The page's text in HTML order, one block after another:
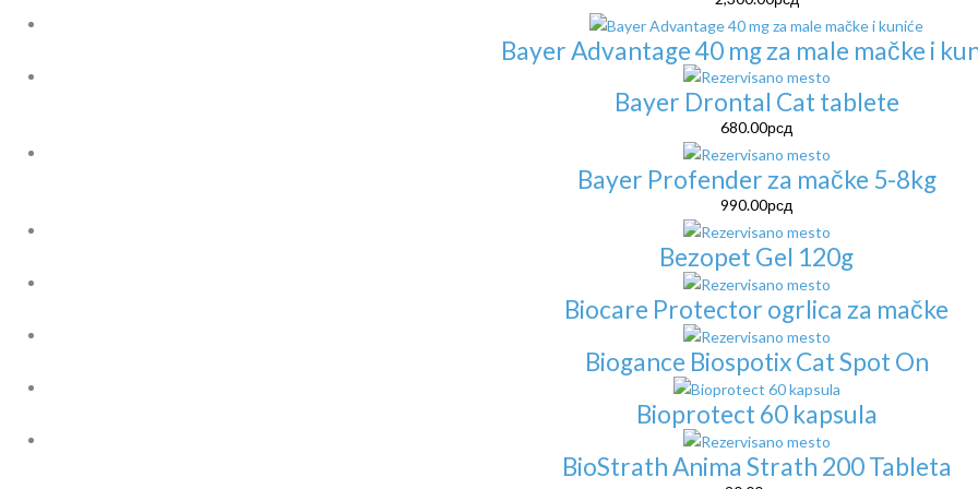
Bayer Advantage 40 mg za male mačke i
Bayer Drontal Cat tablete
680.00рсд
Bayer Profender za mačke 5-8kg
990.00рсд
Bezopet Gel 120g
Biocare Protector ogrlica za mačke
Biogance Biospotix Cat Spot On
Bioprotect 60 kapsula
BioStrath Anima Strath 200 Tableta